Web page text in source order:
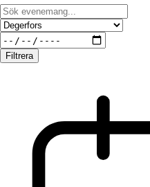
Filtrera